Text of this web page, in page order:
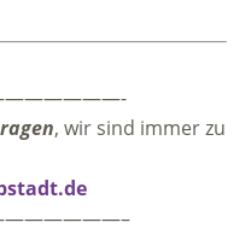
, wir sind immer zu